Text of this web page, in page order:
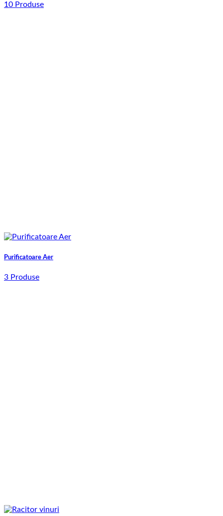
10 Produse
Purificatoare Aer
3 Produse